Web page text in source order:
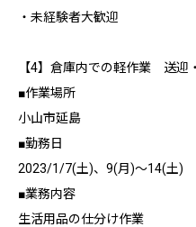
・未経験者大歓迎
【4】倉庫内での軽作業 送迎
■作業場所
小山市延島
■勤務日
2023/1/7(土)、9(月)～14(土)
■業務内容
生活用品の仕分け作業